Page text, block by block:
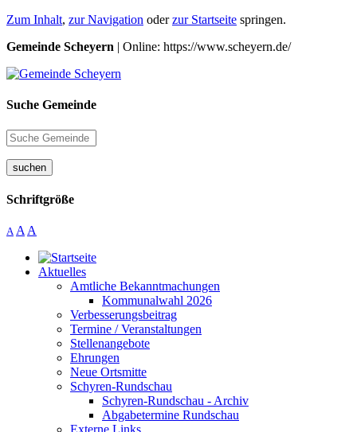
Zum Inhalt, zur Navigation oderzur Startseite springen.
Gemeinde Scheyern | Online: https://www.scheyern.de/
Suche Gemeinde
suchen
Schriftgröße
A A A
Aktuelles
Amtliche Bekanntmachungen
Kommunalwahl 2026
Verbesserungsbeitrag
Termine / Veranstaltungen
Stellenangebote
Ehrungen
Neue Ortsmitte
Schyren-Rundschau
Schyren-Rundschau - Archiv
Abgabetermine Rundschau
Externe Links